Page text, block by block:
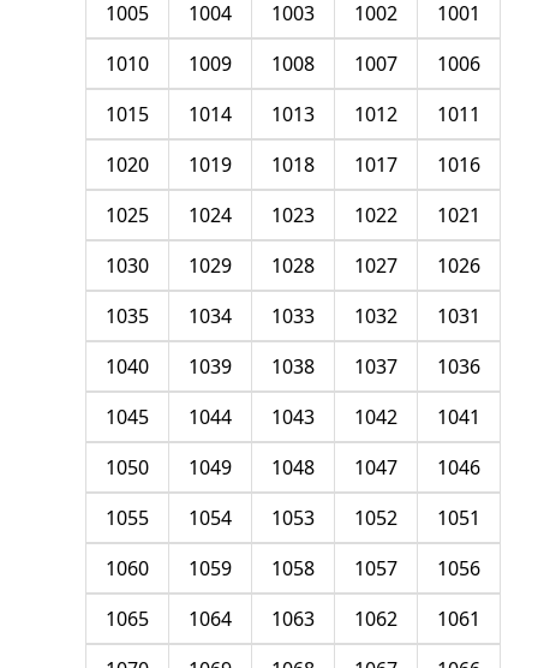
1001
1002
1003
1004
1005
1006
1007
1008
1009
1010
1011
1012
1013
1014
1015
1016
1017
1018
1019
1020
1021
1022
1023
1024
1025
1026
1027
1028
1029
1030
1031
1032
1033
1034
1035
1036
1037
1038
1039
1040
1041
1042
1043
1044
1045
1046
1047
1048
1049
1050
1051
1052
1053
1054
1055
1056
1057
1058
1059
1060
1061
1062
1063
1064
1065